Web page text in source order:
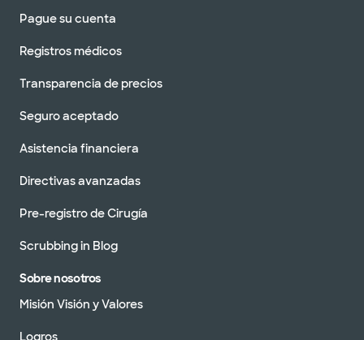
Pague su cuenta
Registros médicos
Transparencia de precios
Seguro aceptado
Asistencia financiera
Directivas avanzadas
Pre-registro de Cirugía
Scrubbing in Blog
Sobre nosotros
Misión Visión y Valores
Logros